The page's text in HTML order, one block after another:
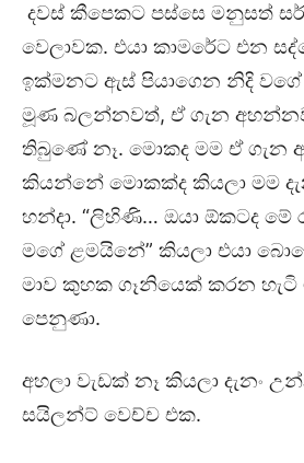
දවස් කීපෙකට පස්සෙ මනුසත් සර්
වෙලාවක. එයා කාමරේට එන
ඉක්මනට ඇස් පියාගෙන නිදි වගේ
මූණ බලන්නවත්, ඒ ගැන
තිබුණේ නෑ. මොකද මම ඒ ගැන
කියන්නේ මොකක්ද කියලා මම
හන්දා. “ලිහිණි… ඔයා ඕකටද
මගේ ළමයිනේ” කියලා එයා
මාව කුහක ගෑනියෙක් කරන හැටි
පෙනුණා.
අහලා වැඩක් නෑ කියලා දැනං
සයිලන්ට් වෙච්ච එක.